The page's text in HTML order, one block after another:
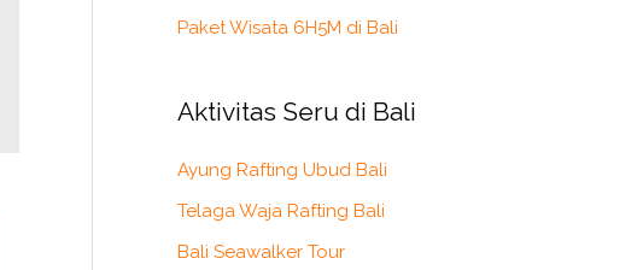
Paket Wisata 6H5M di Bali
Aktivitas Seru di Bali
Ayung Rafting Ubud Bali
Telaga Waja Rafting Bali
Bali Seawalker Tour